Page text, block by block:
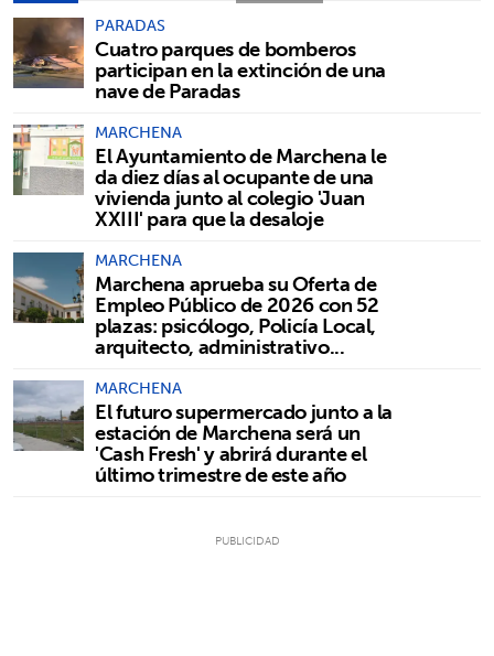
PARADAS
Cuatro parques de bomberos
participan en la extinción de una
nave de Paradas
MARCHENA
El Ayuntamiento de Marchena le
da diez días al ocupante de una
vivienda junto al colegio 'Juan
XXIII' para que la desaloje
MARCHENA
Marchena aprueba su Oferta de
Empleo Público de 2026 con 52
plazas: psicólogo, Policía Local,
arquitecto, administrativo...
MARCHENA
El futuro supermercado junto a la
estación de Marchena será un
'Cash Fresh' y abrirá durante el
último trimestre de este año